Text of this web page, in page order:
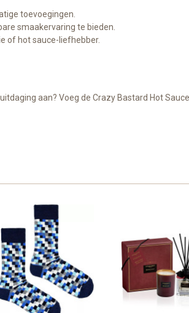
toevoegingen.
smaakervaring te bieden.
of hot sauce-liefhebber.
aan? Voeg de Crazy Bastard Hot